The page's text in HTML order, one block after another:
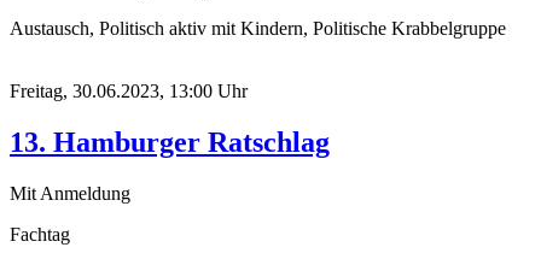
Austausch, Politisch aktiv mit Kindern, Politische Krabbelgruppe
Freitag, 30.06.2023, 13:00 Uhr
13. Hamburger Ratschlag
Mit Anmeldung
Fachtag